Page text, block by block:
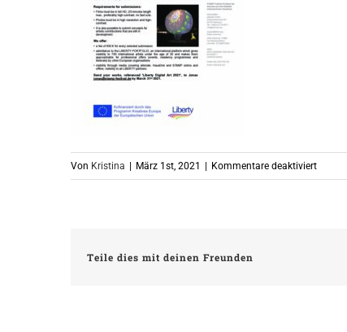
Von Kristina März 1st, 2021 Kommentare deaktiviertfür
Call
Teile dies mit deinen Freunden